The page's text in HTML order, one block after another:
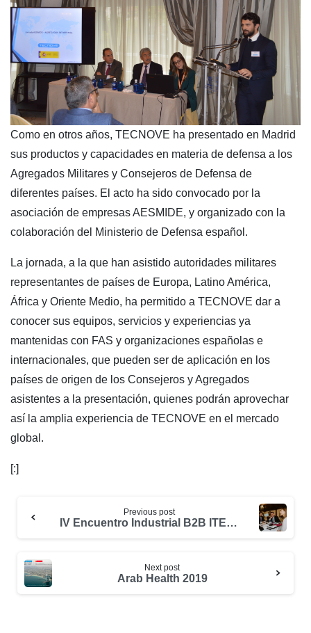
Como en otros años, TECNOVE ha presentado en Madrid
sus productos y capacidades en materia de defensa a los
Agregados Militares y Consejeros de Defensa de
diferentes países. El acto ha sido convocado por la
asociación de empresas AESMIDE, y organizado con la
colaboración del Ministerio de Defensa español.
La jornada, a la que han asistido autoridades militares
representantes de países de Europa, Latino América,
África y Oriente Medio, ha permitido a TECNOVE dar a
conocer sus equipos, servicios y experiencias ya
mantenidas con FAS y organizaciones españolas e
internacionales, que pueden ser de aplicación en los
países de origen de los Consejeros y Agregados
asistentes a la presentación, quienes podrán aprovechar
así la amplia experiencia de TECNOVE en el mercado
global.
[:]
Previous post
IV Encuentro Industrial B2B ITECAM
Next post
Arab Health 2019